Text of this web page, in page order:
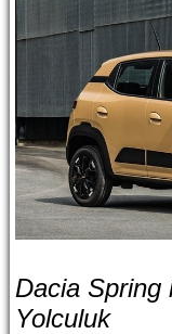
Dacia Spring
Yolculuk